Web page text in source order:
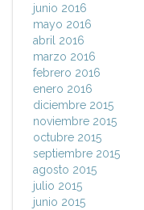
junio 2016
mayo 2016
abril 2016
marzo 2016
febrero 2016
enero 2016
diciembre 2015
noviembre 2015
octubre 2015
septiembre 2015
agosto 2015
julio 2015
junio 2015